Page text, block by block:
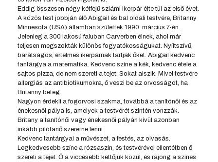
Eddig összesen négy kétfejű sziámi ikerpár élte túl az első évet.
A közös test jobbján élő Abigail és bal oldali testvére, Britanny
Minnesota (USA) államban születtek 1990. március 7-én.
Jelenleg a 300 lakosú faluban Carverben élnek, ahol már
teljesen megszokták különös fogyatékosságukat. Nyíltszívű,
barátságos, értelmes ikerpárnak tartják őket. Abigail kedvenc
tantárgya a matematika. Kedvenc színe a kék, kedvenc étele a
sajtos pizza, de nem szereti a tejet. Sokat alszik. Mivel testvére
allergiás az antibiotikumokra, ő veszi be az orvosságot, ha
Britanny beteg.
Nagyon érdekli a fogorvosi szakma, továbbá a tanítónői és az
énekesnői pálya is, amelyek a testvérét szintén vonzzák.
Britany a tanítónői vagy énekesnői pályán kívül azonban
inkább pilótanő szeretne lenni.
Kedvenc tantárgyai a művészet, a festés, az olvasás.
Legkedvesebb színe a rózsaszín, és testvérével ellentétben ő
szereti a tejet. Ő a viccesebb kettőjük közül, és rajong a színes